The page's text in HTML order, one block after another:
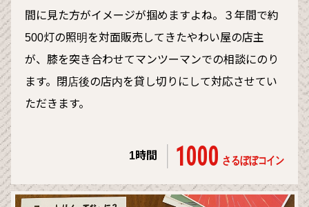
間に見た方がイメージが掴めますよね。３年間で約
500灯の照明を対面販売してきたやわい屋の店主
が、膝を突き合わせてマンツーマンでの相談にのり
ます。閉店後の店内を貸し切りにして対応させてい
ただきます。
1時間 1000 さるぼぼコイン